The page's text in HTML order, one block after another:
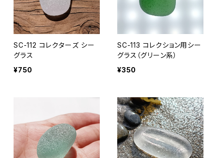
SC-112 コレクターズ シー
グラス
¥750
SC-113 コレクション用シー
グラス（グリーン系）
¥350